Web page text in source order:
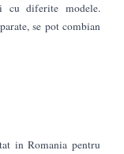
cu diferite modele.
se pot combian
in Romania pentru